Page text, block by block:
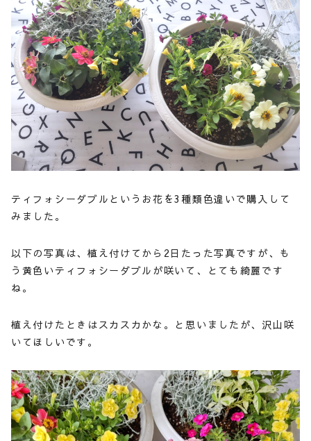
ティフォシーダブルというお花を3種類色違いで購入して
みました。
以下の写真は、植え付けてから2日たった写真ですが、も
う黄色いティフォシーダブルが咲いて、とても綺麗です
ね。
植え付けたときはスカスカかな。と思いましたが、沢山咲
いてほしいです。